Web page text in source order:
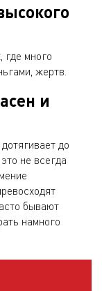
где много
жертв.
и
до
не всегда
бывают
намного